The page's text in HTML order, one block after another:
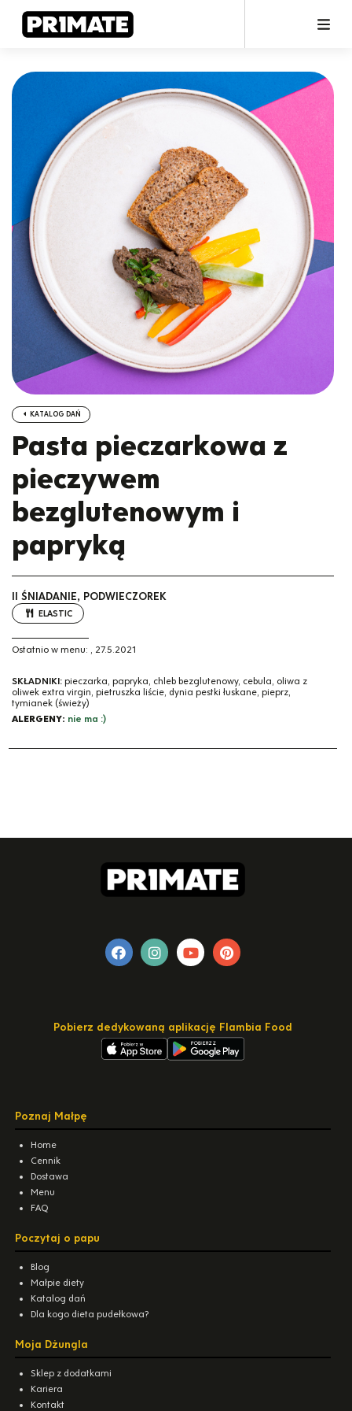
KATALOG DAŃ
Pasta pieczarkowa z
pieczywem
bezglutenowym i
papryką
II ŚNIADANIE, PODWIECZOREK
ELASTIC
Ostatnio w menu: , 27.5.2021
SKŁADNIKI: pieczarka, papryka, chleb bezglutenowy, cebula, oliwa z
oliwek extra virgin, pietruszka liście, dynia pestki łuskane, pieprz,
tymianek (świeży)
ALERGENY: nie ma :)
Pobierz dedykowaną aplikację Flambia Food
Poznaj Małpę
Home
Cennik
Dostawa
Menu
FAQ
Poczytaj o papu
Blog
Małpie diety
Katalog dań
Dla kogo dieta pudełkowa?
Moja Dżungla
Sklep z dodatkami
Kariera
Kontakt